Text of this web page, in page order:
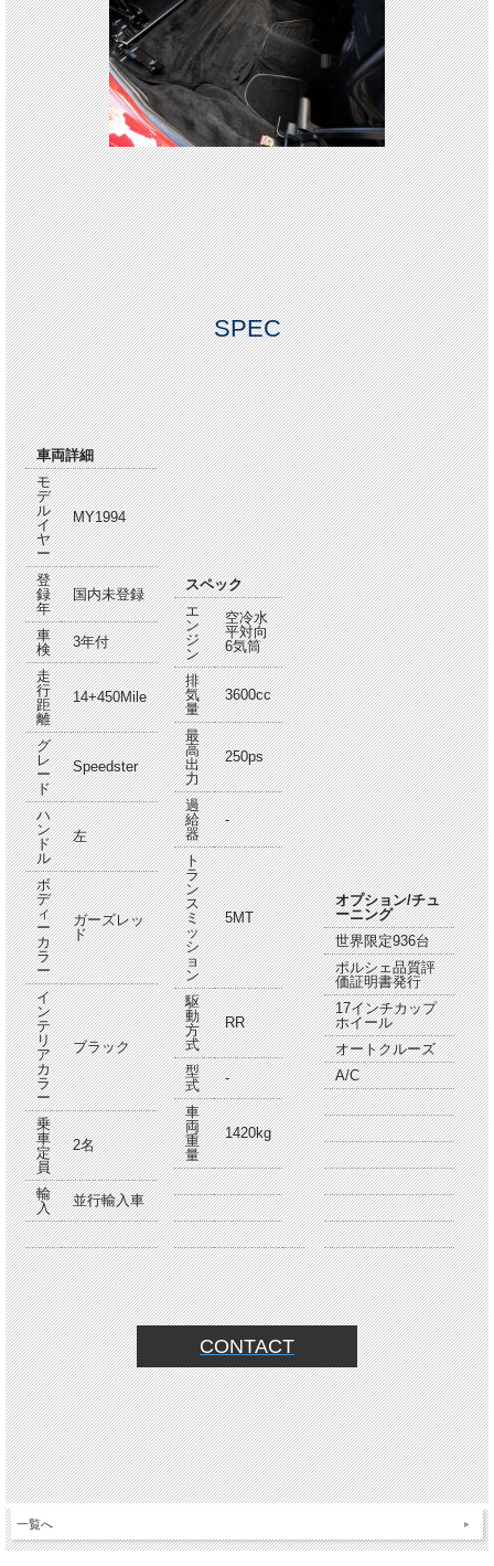
SPEC
車両詳細
モ
デ
ル
イ
ヤ
ー
MY1994
登
録
年
国内未登録
車
検
3年付
走
行
距
離
14+450Mile
グ
レ
ー
ド
Speedster
ハ
ン
ド
ル
左
ボ
デ
ィ
ー
カ
ラ
ー
ガーズレッ
ド
イ
ン
テ
リ
ア
カ
ラ
ー
ブラック
乗
車
定
員
2名
輸
入
並行輸入車
スペック
エ
ン
ジ
ン
空冷水
平対向
6気筒
排
気
量
3600cc
最
高
出
力
250ps
過
給
器
-
ト
ラ
ン
ス
ミ
ッ
シ
ョ
ン
5MT
駆
動
方
式
RR
型
式
-
車
両
重
量
1420kg
オプション/チュ
ーニング
世界限定936台
ポルシェ品質評
価証明書発行
17インチカップ
ホイール
オートクルーズ
A/C
CONTACT
一覧へ